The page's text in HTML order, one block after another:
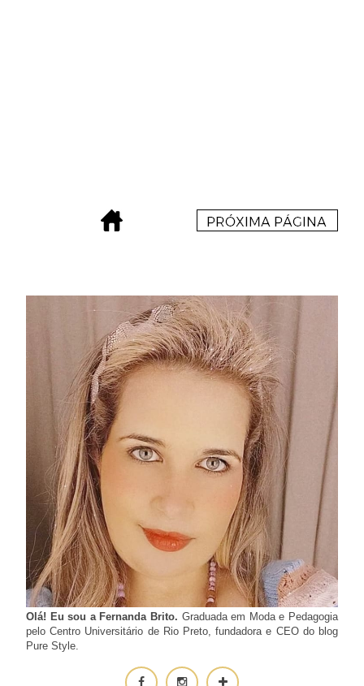
Olá! Eu sou a Fernanda Brito. Graduada em Moda e Pedagogia
pelo Centro Universitário de Rio Preto, fundadora e CEO do blog
Pure Style.